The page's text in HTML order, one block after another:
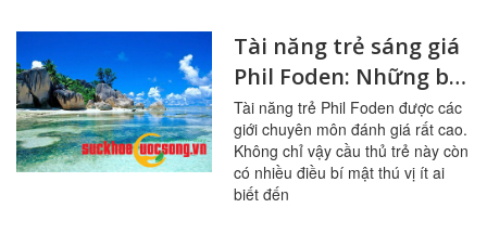
Tài năng trẻ sáng giá
Phil Foden: Những bí
mật ít ai biết
Tài năng trẻ Phil Foden được các
giới chuyên môn đánh giá rất cao.
Không chỉ vậy cầu thủ trẻ này còn
có nhiều điều bí mật thú vị ít ai
biết đến